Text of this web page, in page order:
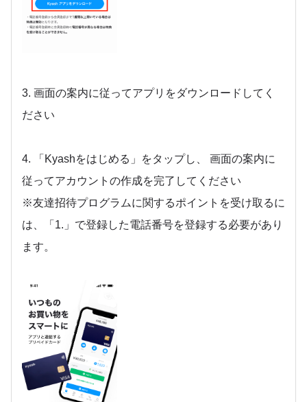
3. 画面の案内に従ってアプリをダウンロードしてく
ださい
4. 「Kyashをはじめる」をタップし、 画面の案内に
従ってアカウントの作成を完了してください
※友達招待プログラムに関するポイントを受け取るに
は、「1.」で登録した電話番号を登録する必要があり
ます。